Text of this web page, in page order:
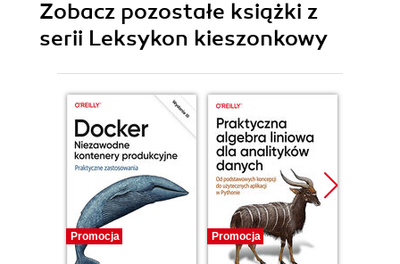
Zobacz pozostałe książki z
serii Leksykon kieszonkowy
Promocja Promocja